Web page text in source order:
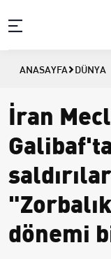
ANASAYFA DÜNYA
İran
dönemi